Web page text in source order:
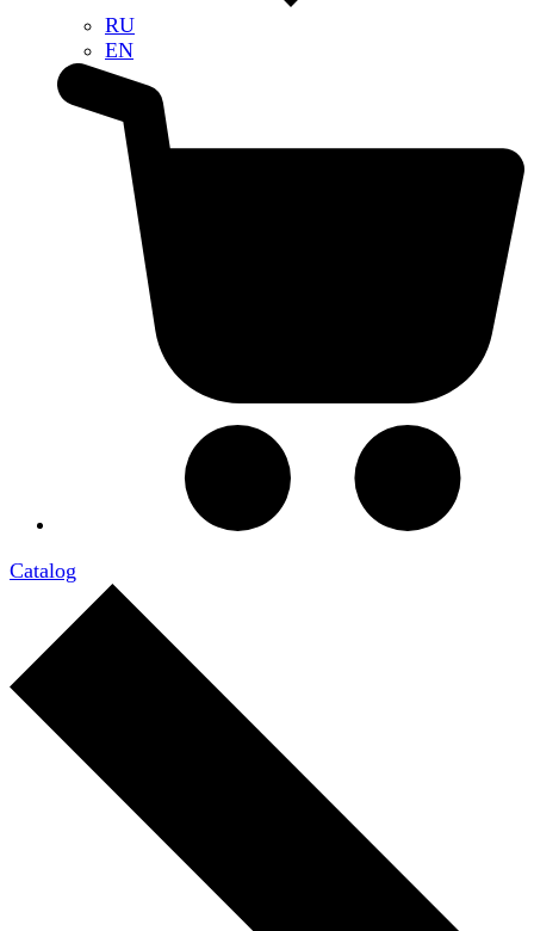
RU
EN
Catalog